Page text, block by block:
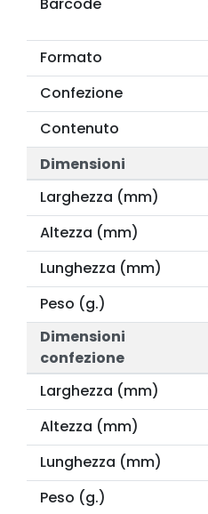
Formato
Confezione
Contenuto
Dimensioni
Larghezza (mm)
Altezza (mm)
Lunghezza (mm)
Peso (g.)
Dimensioni
confezione
Larghezza (mm)
Altezza (mm)
Lunghezza (mm)
Peso (g.)